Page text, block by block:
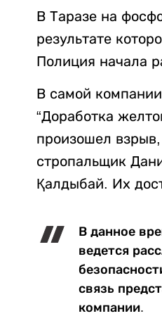
В Таразе на
результате
Полиция начала
В самой
“Доработка
произошел
стропальщик
Қалдыбай. Их
В данное
ведется
связь
компании.